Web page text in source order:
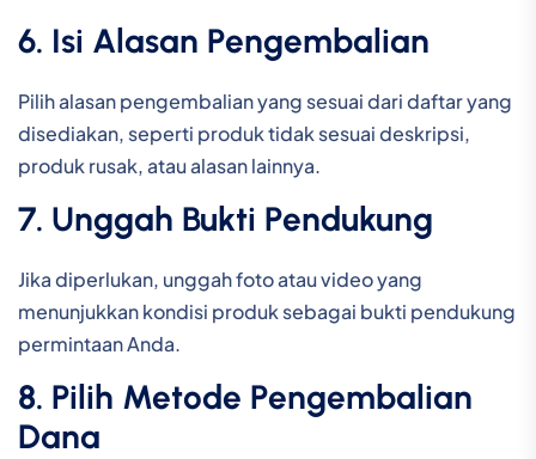
6. Isi Alasan Pengembalian
Pilih alasan pengembalian yang sesuai dari daftar yang
disediakan, seperti produk tidak sesuai deskripsi,
produk rusak, atau alasan lainnya.
7. Unggah Bukti Pendukung
Jika diperlukan, unggah foto atau video yang
menunjukkan kondisi produk sebagai bukti pendukung
permintaan Anda.
8. Pilih Metode Pengembalian
Dana